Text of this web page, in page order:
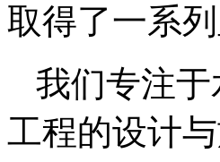
取得了一系
我们专注
工程的设计